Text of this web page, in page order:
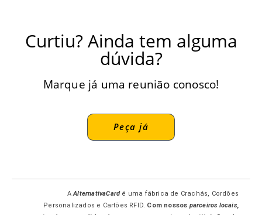
Curtiu? Ainda tem alguma
dúvida?
Marque já uma reunião conosco!
Peça já
AAlternativaCardé uma fábrica de Crachás, Cordões
Personalizados e Cartões RFID. Com nossos parceiros locais,